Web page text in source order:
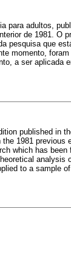
para adultos,
de 1981. O
pesquisa que
momento,
a ser aplicada
published in
1981 previous
which has
analysis
to a sample